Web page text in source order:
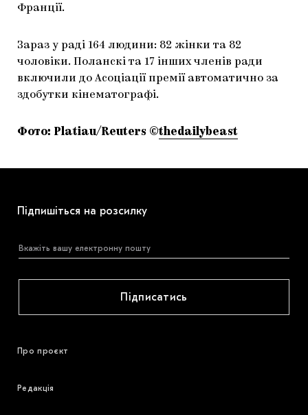
Франції.
Зараз у раді 164 людини: 82 жінки та 82
чоловіки. Поланскі та 17 інших членів ради
включили до Асоціації премії автоматично за
здобутки кінематографі.
Фото: Platiau/Reuters ©thedailybeast
Підпишіться на розсилку
Підписатись
Про проєкт
Редакція